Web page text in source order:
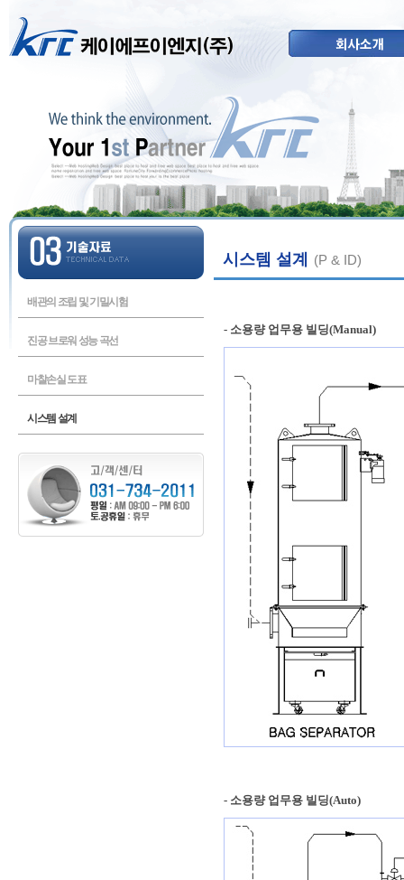
배관의 조립 및 기밀시험
진공 브로워 성능 곡선
마찰손실 도표
시스템 설계
시스템 설계 (P & ID)
- 소용량 업무용 빌딩(Manual)
- 소용량 업무용 빌딩(Auto)